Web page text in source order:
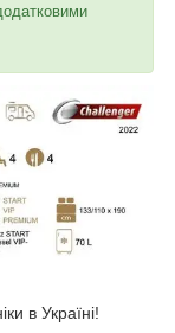
в Україні!